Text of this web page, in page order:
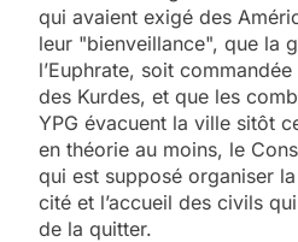
qui avaient exigé des
leur "bienveillance", que la
l’Euphrate, soit
des Kurdes, et que les
YPG évacuent la ville sitôt
en théorie au moins, le
qui est supposé organiser
cité et l’accueil des civils
de la quitter.